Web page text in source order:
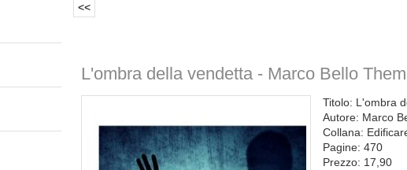
<<
L'ombra della vendetta - Marco Bello
Titolo: L'ombra
Autore: Marco
Collana:
Pagine: 470
Prezzo: 17,90